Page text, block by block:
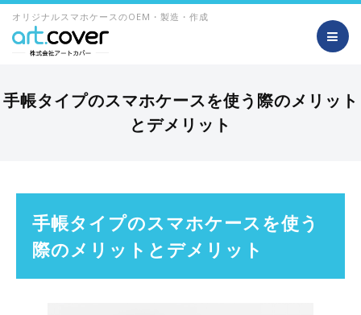
オリジナルスマホケースのOEM・製造・作成
手帳タイプのスマホケースを使う際のメリット
とデメリット
手帳タイプのスマホケースを使う
際のメリットとデメリット